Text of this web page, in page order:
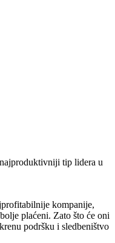
tip lidera u
kompanije,
plaćeni. Zato što će oni
podršku i sledbeništvo